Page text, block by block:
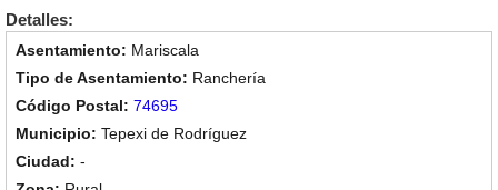
Detalles:
Mariscala
Ranchería
74695
Tepexi de Rodríguez
-